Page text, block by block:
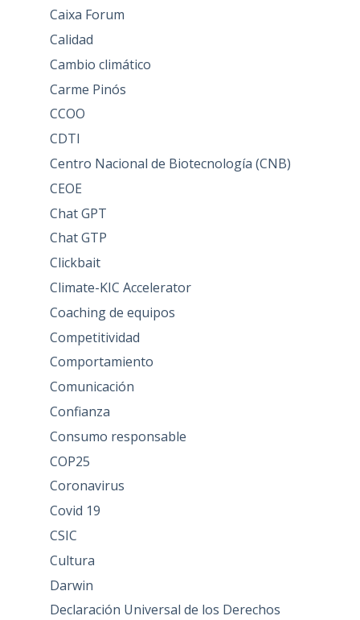
Caixa Forum
Calidad
Cambio climático
Carme Pinós
CCOO
CDTI
Centro Nacional de Biotecnología (CNB)
CEOE
Chat GPT
Chat GTP
Clickbait
Climate-KIC Accelerator
Coaching de equipos
Competitividad
Comportamiento
Comunicación
Confianza
Consumo responsable
COP25
Coronavirus
Covid 19
CSIC
Cultura
Darwin
Declaración Universal de los Derechos